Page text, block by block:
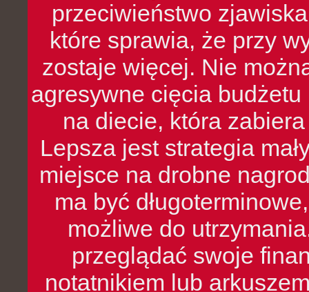
przeciwieństwo
które sprawia, że przy
zostaje więcej. Nie
agresywne cięcia
na diecie, która
Lepsza jest strategia
miejsce na drobne
ma być
możliwe do
przeglądać swoje
notatnikiem lub